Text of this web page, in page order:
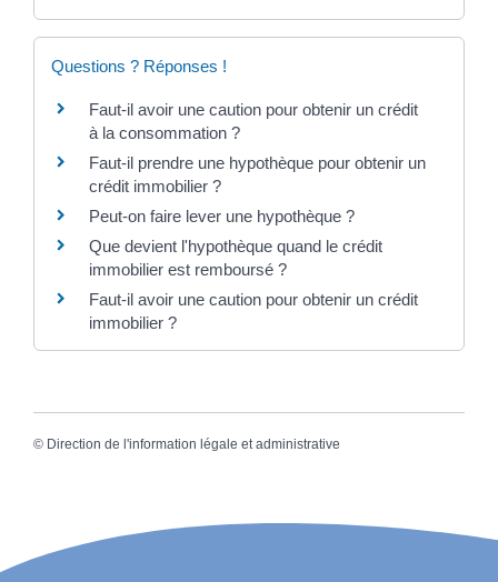
Questions ? Réponses !
Faut-il avoir une caution pour obtenir un crédit
à la consommation ?
Faut-il prendre une hypothèque pour obtenir un
crédit immobilier ?
Peut-on faire lever une hypothèque ?
Que devient l'hypothèque quand le crédit
immobilier est remboursé ?
Faut-il avoir une caution pour obtenir un crédit
immobilier ?
© Direction de l'information légale et administrative